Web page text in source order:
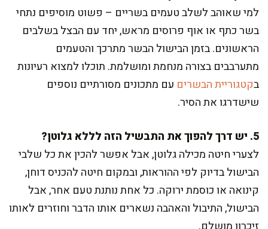
למי שאוהב לשלב טעמים בשריים – פשוט מוסיפים נתחי
בשר כתף או אוף פרוסים מראש, יחד עם הבצל בשלבים
הראשונים. בזמן הבישול הבשר מתרכך והטעמים
מתערבבים בצורה מנחמת ומושלמת. תוכלו למצוא רעיונות
בקטגוריית הבשרים עם מתכונים מסורתיים נוספים
שישדרגו את הסיר.
5. יש דרך להפוך את התבשיל הזה לללא גלוטן?
לצערי חיטה מכילה גלוטן, אבל אפשר להכין את כל שלבי
הבישול בדיוק לפי ההוראות, ובמקום חיטה להכניס דוחן,
קינואה או כוסמת ירוקה. כל אחת נותנת טעם אחר, אבל
הבישול, התיבול והאהבה נשארים אותו הדבר וחוזרים לאותו